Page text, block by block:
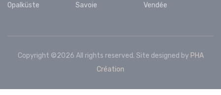
Opalküste Savoie Vendée
Copyright ©2026 All rights reserved. Site designed by PHA
Création